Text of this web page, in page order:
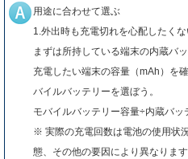
用途に合わせて選ぶ
1.外出時も充電切れを心配したく
まずは所持している端末の内蔵バ
充電したい端末の容量（mAh）を
バイルバッテリーを選ぼう。
モバイルバッテリー容量÷内蔵バ
※ 実際の充電回数は電池の使用状
態、その他の要因により異なります